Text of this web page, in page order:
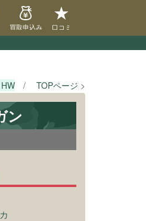
買取申込み 口コミ
TOPページ
ン